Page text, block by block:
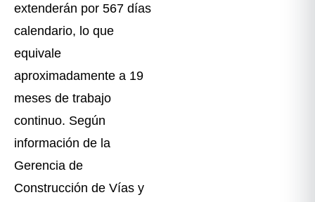
extenderán por 567 días
calendario, lo que
equivale
aproximadamente a 19
meses de trabajo
continuo. Según
información de la
Gerencia de
Construcción de Vías y